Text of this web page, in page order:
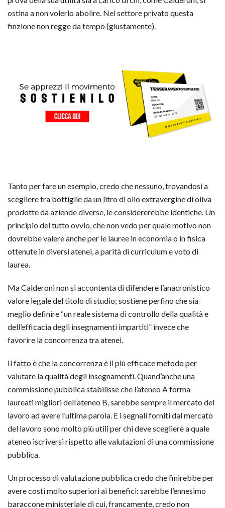
ostina a non volerlo abolire. Nel settore privato questa
finzione non regge da tempo (giustamente).
Tanto per fare un esempio, credo che nessuno, trovandosi a
scegliere tra bottiglie da un litro di olio extravergine di oliva
prodotte da aziende diverse, le considererebbe identiche. Un
principio del tutto ovvio, che non vedo per quale motivo non
dovrebbe valere anche per le lauree in economia o in fisica
ottenute in diversi atenei, a parità di curriculum e voto di
laurea.
Ma Calderoni non si accontenta di difendere l’anacronistico
valore legale del titolo di studio; sostiene perfino che sia
meglio definire “un reale sistema di controllo della qualità e
dell’efficacia degli insegnamenti impartiti” invece che
favorire la concorrenza tra atenei.
Il fatto è che la concorrenza è il più efficace metodo per
valutare la qualità degli insegnamenti. Quand’anche una
commissione pubblica stabilisse che l’ateneo A forma
laureati migliori dell’ateneo B, sarebbe sempre il mercato del
lavoro ad avere l’ultima parola. E i segnali forniti dal mercato
del lavoro sono molto più utili per chi deve scegliere a quale
ateneo iscriversi rispetto alle valutazioni di una commissione
pubblica.
Un processo di valutazione pubblica credo che finirebbe per
avere costi molto superiori ai benefici: sarebbe l’ennesimo
baraccone ministeriale di cui, francamente, credo non